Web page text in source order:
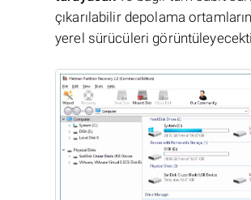
çıkarılabilir depolama
yerel sürücüleri